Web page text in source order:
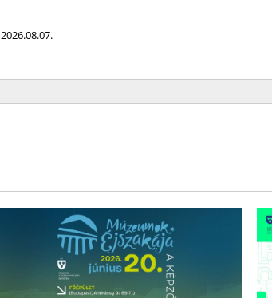
2026.08.07.